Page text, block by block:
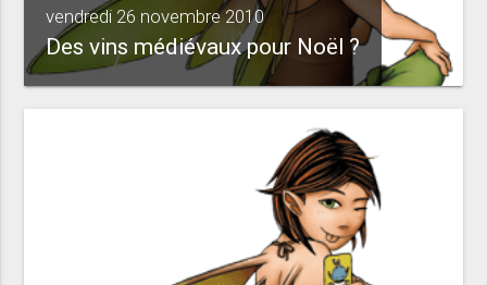
vendredi 26 novembre 2010
Des vins médiévaux pour Noël ?